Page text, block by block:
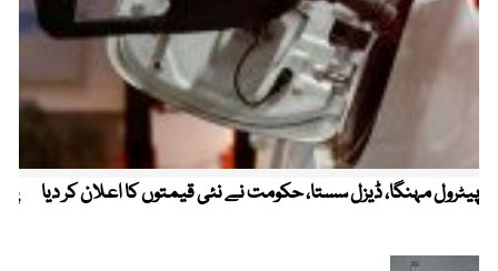
پیٹرول مہنگا، ڈیزل سستا، حکومت نے نئی قیمتوں کا اعلان کر دیا